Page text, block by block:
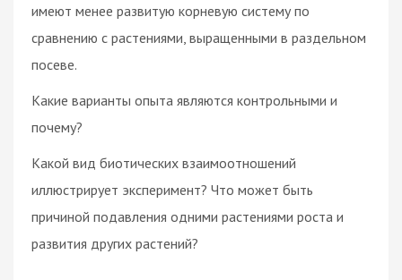
имеют менее развитую корневую систему по
сравнению с растениями, выращенными в раздельном
посеве.
Какие варианты опыта являются контрольными и
почему?
Какой вид биотических взаимоотношений
иллюстрирует эксперимент? Что может быть
причиной подавления одними растениями роста и
развития других растений?